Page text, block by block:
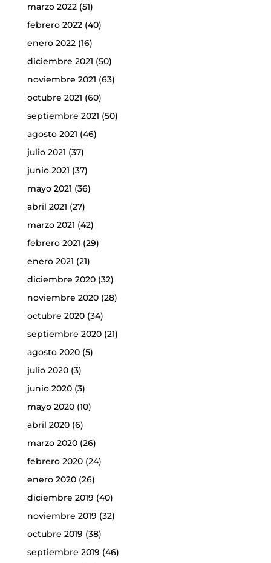
marzo 2022(51)
febrero 2022(40)
enero 2022(16)
diciembre 2021 (50)
noviembre 2021 (63)
octubre 2021 (60)
septiembre 2021 (50)
agosto 2021 (46)
julio 2021 (37)
junio 2021 (37)
mayo 2021 (36)
abril 2021 (27)
marzo 2021 (42)
febrero 2021 (29)
enero 2021 (21)
diciembre 2020(32)
noviembre 2020(28)
octubre 2020(34)
septiembre 2020(21)
agosto 2020(5)
julio 2020(3)
junio 2020(3)
mayo 2020(10)
abril 2020(6)
marzo 2020(26)
febrero 2020(24)
enero 2020(26)
diciembre 2019 (40)
noviembre 2019 (32)
octubre 2019 (38)
septiembre 2019 (46)